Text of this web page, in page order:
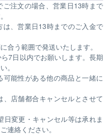
注文の場合、営業日13時まで
、営業日13時までのご入金で
合う範囲で発送いたします。
7日以内でお願いします。長期
。
能性がある他の商品と一緒に
店舗都合キャンセルとさせて
変更・キャンセル等は承れま
連絡ください。